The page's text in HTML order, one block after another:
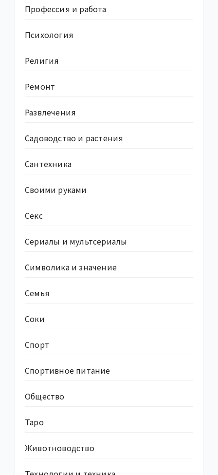
Профессия и работа
Психология
Религия
Ремонт
Развлечения
Садоводство и растения
Сантехника
Своими руками
Секс
Сериалы и мультсериалы
Символика и значение
Семья
Соки
Спорт
Спортивное питание
Общество
Таро
Животноводство